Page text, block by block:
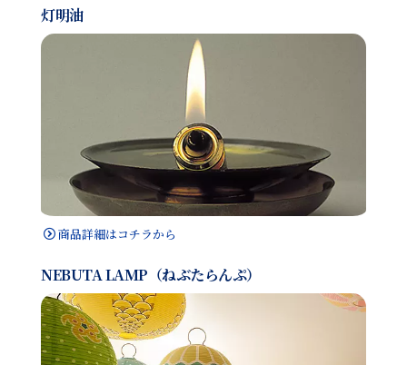
灯明油
商品詳細はコチラから
NEBUTA LAMP（ねぶたらんぷ）